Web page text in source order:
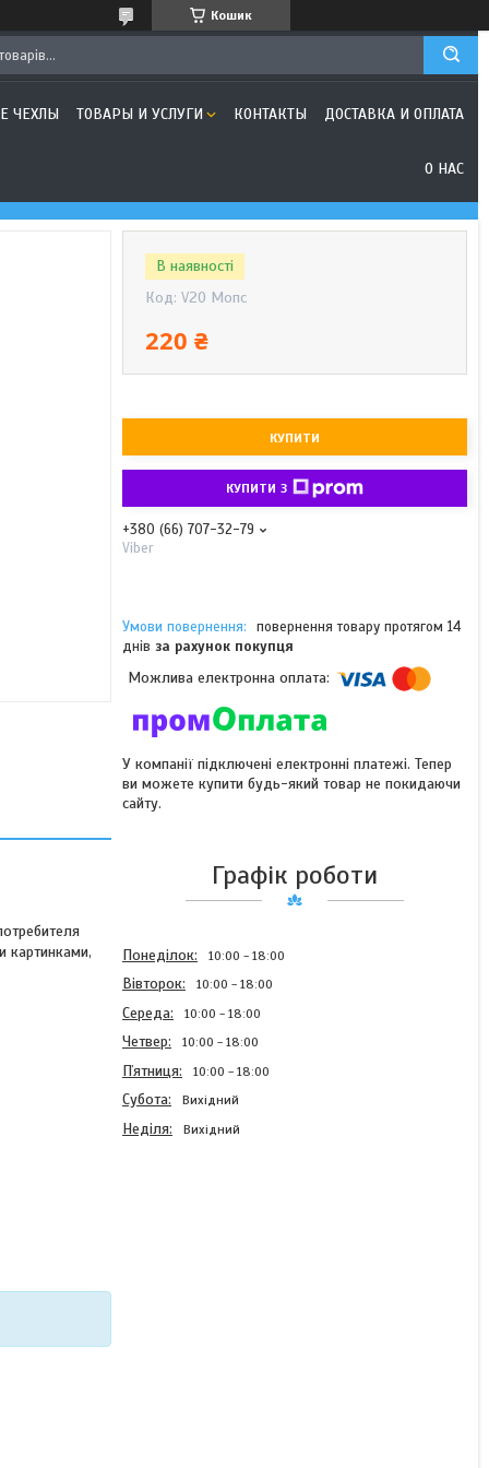
Кошик
ЧЕХЛЫ ТОВАРЫ И УСЛУГИ КОНТАКТЫ ДОСТАВКА И ОПЛАТА
О НАС
картинками,
В наявності
Код: V20 Мопс
220 ₴
КУПИТИ
КУПИТИ З
+380 (66) 707-32-79
Viber
повернення товару протягом 14
днів за рахунок покупця
У компанії підключені електронні платежі. Тепер
ви можете купити будь-який товар не покидаючи
сайту.
Графік роботи
Понеділок 10:00 18:00
Вівторок 10:00 18:00
Середа 10:00 18:00
Четвер 10:00 18:00
Пʼятниця 10:00 18:00
Субота Вихідний
Неділя Вихідний